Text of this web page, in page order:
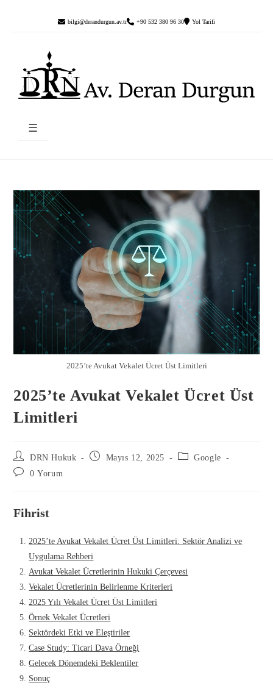
bilgi@derandurgun.av.tr +90 532 380 96 30 Yol Tarifi
☰
2025’te Avukat Vekalet Ücret Üst Limitleri
2025’te Avukat Vekalet Ücret Üst
Limitleri
DRN Hukuk Mayıs 12, 2025
Google
0 Yorum
Fihrist
2025’te Avukat Vekalet Ücret Üst Limitleri: Sektör Analizi ve
Uygulama Rehberi
Avukat Vekalet Ücretlerinin Hukuki Çerçevesi
Vekalet Ücretlerinin Belirlenme Kriterleri
2025 Yılı Vekalet Ücret Üst Limitleri
Örnek Vekalet Ücretleri
Sektördeki Etki ve Eleştiriler
Case Study: Ticari Dava Örneği
Gelecek Dönemdeki Beklentiler
Sonuç